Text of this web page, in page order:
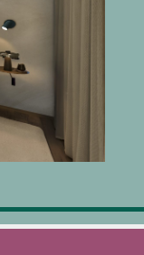
mit herrlicher
- ein
Sonntags und